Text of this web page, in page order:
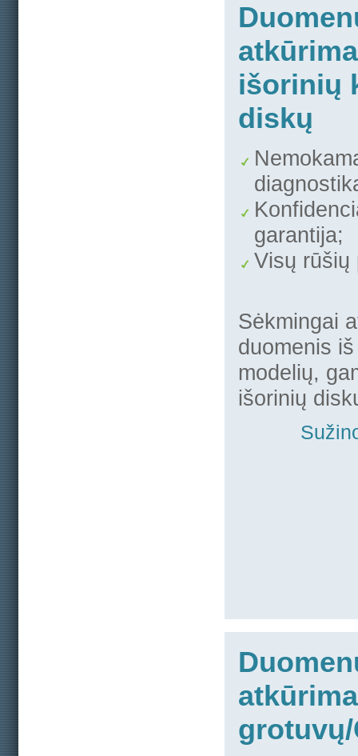
išorinių
diskų
garantija;
Visų rūšių
Sėkmingai
duomenis
modelių,
išorinių
grotuvų/